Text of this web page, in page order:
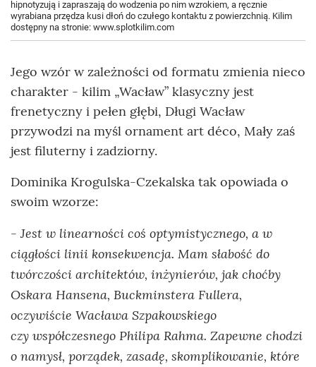
hipnotyzują i zapraszają do wodzenia po nim wzrokiem, a ręcznie
wyrabiana przędza kusi dłoń do czułego kontaktu z powierzchnią. Kilim
dostępny na stronie: www.splotkilim.com
Jego wzór w zależności od formatu zmienia nieco
charakter - kilim „Wacław” klasyczny jest
frenetyczny i pełen głębi, Długi Wacław
przywodzi na myśl ornament art déco, Mały zaś
jest filuterny i zadziorny.
Dominika Krogulska-Czekalska tak opowiada o
swoim wzorze:
-Jest w linearności coś optymistycznego, a w
ciągłości linii konsekwencja. Mam słabość do
twórczości architektów, inżynierów, jak choćby
Oskara Hansena, Buckminstera Fullera,
oczywiście Wacława Szpakowskiego
czy współczesnego Philipa Rahma. Zapewne chodzi
o namysł, porządek, zasadę, skomplikowanie, które